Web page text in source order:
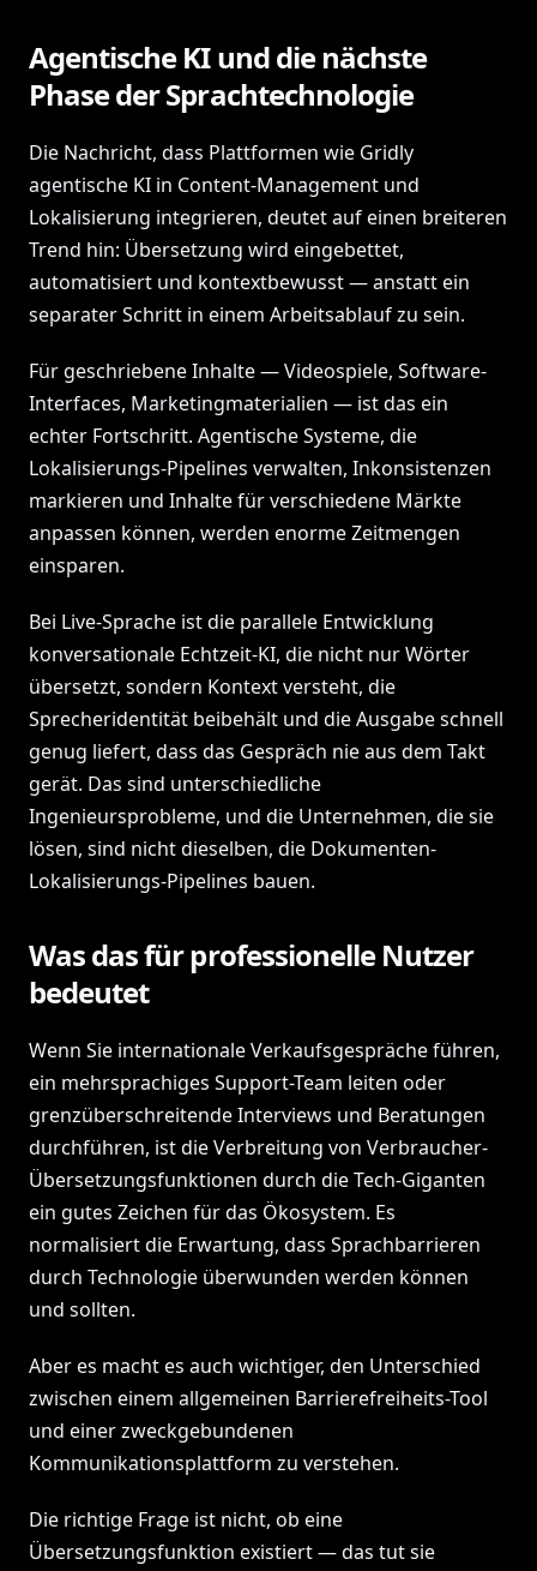
Agentische KI und die nächste
Phase der Sprachtechnologie
Die Nachricht, dass Plattformen wie Gridly
agentische KI in Content-Management und
Lokalisierung integrieren, deutet auf einen breiteren
Trend hin: Übersetzung wird eingebettet,
automatisiert und kontextbewusst — anstatt ein
separater Schritt in einem Arbeitsablauf zu sein.
Für geschriebene Inhalte — Videospiele, Software-
Interfaces, Marketingmaterialien — ist das ein
echter Fortschritt. Agentische Systeme, die
Lokalisierungs-Pipelines verwalten, Inkonsistenzen
markieren und Inhalte für verschiedene Märkte
anpassen können, werden enorme Zeitmengen
einsparen.
Bei Live-Sprache ist die parallele Entwicklung
konversationale Echtzeit-KI, die nicht nur Wörter
übersetzt, sondern Kontext versteht, die
Sprecheridentität beibehält und die Ausgabe schnell
genug liefert, dass das Gespräch nie aus dem Takt
gerät. Das sind unterschiedliche
Ingenieursprobleme, und die Unternehmen, die sie
lösen, sind nicht dieselben, die Dokumenten-
Lokalisierungs-Pipelines bauen.
Was das für professionelle Nutzer
bedeutet
Wenn Sie internationale Verkaufsgespräche führen,
ein mehrsprachiges Support-Team leiten oder
grenzüberschreitende Interviews und Beratungen
durchführen, ist die Verbreitung von Verbraucher-
Übersetzungsfunktionen durch die Tech-Giganten
ein gutes Zeichen für das Ökosystem. Es
normalisiert die Erwartung, dass Sprachbarrieren
durch Technologie überwunden werden können
und sollten.
Aber es macht es auch wichtiger, den Unterschied
zwischen einem allgemeinen Barrierefreiheits-Tool
und einer zweckgebundenen
Kommunikationsplattform zu verstehen.
Die richtige Frage ist nicht, ob eine
Übersetzungsfunktion existiert — das tut sie